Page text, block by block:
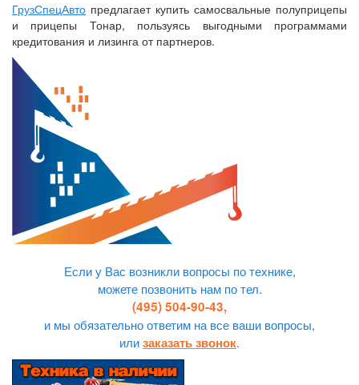
ГрузСпецАвто предлагает купить самосвальные полуприцепы
и прицепы Тонар, пользуясь выгодными программами
кредитования и лизинга от партнеров.
Если у Вас возникли вопросы по технике,
можете позвонить нам по тел.
(495) 504-90-43,
и мы обязательно ответим на все ваши вопросы,
илизаказать звонок.